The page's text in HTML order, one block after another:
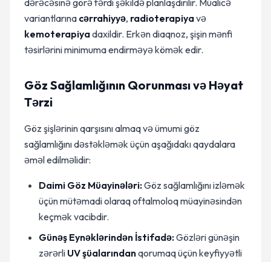
dərəcəsinə görə fərdi şəkildə planlaşdırılır. Müalicə
variantlarına cərrahiyyə, radioterapiyavə
kemoterapiyadaxildir. Erkən diaqnoz, şişin mənfi
təsirlərini minimuma endirməyə kömək edir.
Göz Sağlamlığının Qorunması və Həyat
Tərzi
Göz şişlərinin qarşısını almaq və ümumi göz
sağlamlığını dəstəkləmək üçün aşağıdakı qaydalara
əməl edilməlidir:
Daimi Göz Müayinələri:Göz sağlamlığını izləmək
üçün mütəmadi olaraq oftalmoloq müayinəsindən
keçmək vacibdir.
Günəş Eynəklərindən İstifadə:Gözləri günəşin
zərərli UV şüalarındanqorumaq üçün keyfiyyətli